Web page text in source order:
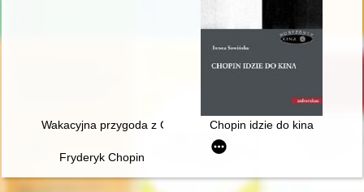
Wakacyjna przygoda z Chopinem" w Muzeum Niepodległości
Chopin idzie do kina
Fryderyk Chopin